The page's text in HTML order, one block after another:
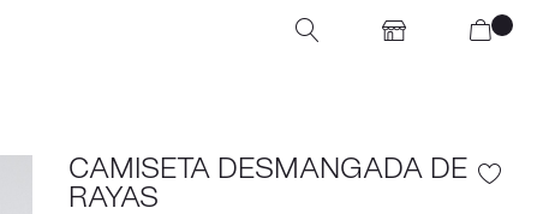
CAMISETA DESMANGADA DE
RAYAS